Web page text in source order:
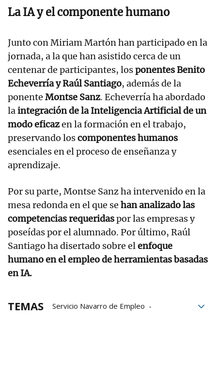
La IA y el componente humano
Junto con Miriam Martón han participado en la
jornada, a la que han asistido cerca de un
centenar de participantes, losponentes Benito
Echeverría y Raúl Santiago, además de la
ponente Montse Sanz. Echeverría ha abordado
laintegración de la Inteligencia Artificial de un
modo eficazen la formación en el trabajo,
preservando loscomponentes humanos
esenciales en el proceso de enseñanza y
aprendizaje.
Por su parte, Montse Sanz ha intervenido en la
mesa redonda en el que se han analizado las
competencias requeridaspor las empresas y
poseídas por el alumnado. Por último, Raúl
Santiago ha disertado sobre elenfoque
humano en el empleo de herramientas basadas
en IA.
TEMAS
Servicio Navarro de Empleo